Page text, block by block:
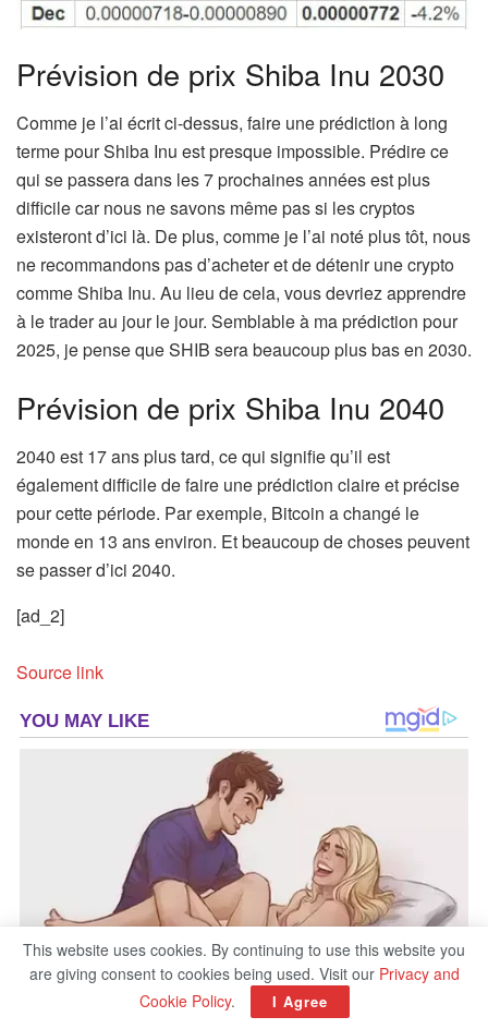
Prévision de prix Shiba Inu 2030
Comme je l’ai écrit ci-dessus, faire une prédiction à long
terme pour Shiba Inu est presque impossible. Prédire ce
qui se passera dans les 7 prochaines années est plus
difficile car nous ne savons même pas si les cryptos
existeront d’ici là. De plus, comme je l’ai noté plus tôt, nous
ne recommandons pas d’acheter et de détenir une crypto
comme Shiba Inu. Au lieu de cela, vous devriez apprendre
à le trader au jour le jour. Semblable à ma prédiction pour
2025, je pense que SHIB sera beaucoup plus bas en 2030.
Prévision de prix Shiba Inu 2040
2040 est 17 ans plus tard, ce qui signifie qu’il est
également difficile de faire une prédiction claire et précise
pour cette période. Par exemple, Bitcoin a changé le
monde en 13 ans environ. Et beaucoup de choses peuvent
se passer d’ici 2040.
[ad_2]
Source link
This website uses cookies. By continuing to use this website you
are giving consent to cookies being used. Visit our Privacy and
Cookie Policy. I Agree